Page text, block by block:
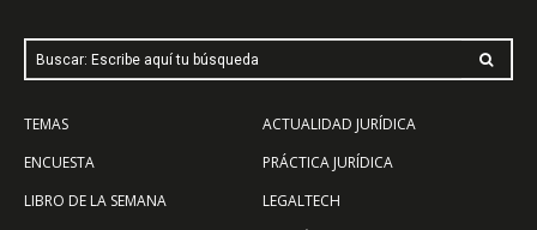
Buscar: Escribe aquí tu búsqueda
TEMAS
ENCUESTA
LIBRO DE LA SEMANA
ACTUALIDAD JURÍDICA
PRÁCTICA JURÍDICA
LEGALTECH